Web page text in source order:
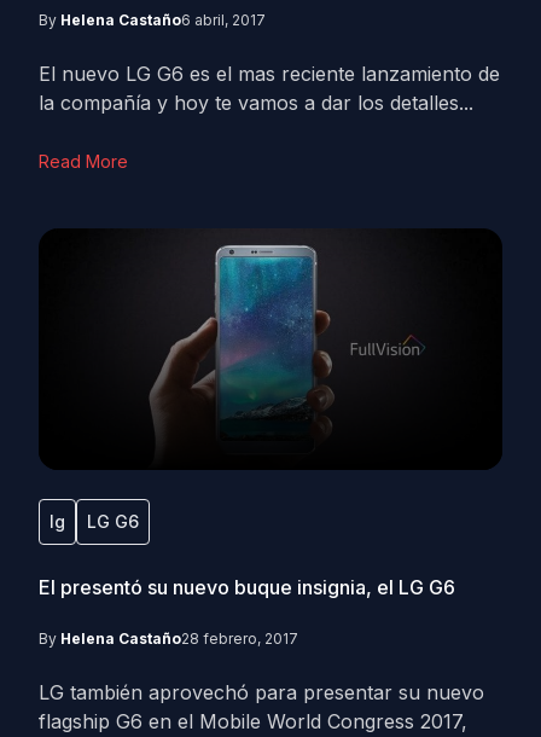
By Helena Castaño6 abril, 2017
El nuevo LG G6 es el mas reciente lanzamiento de
la compañía y hoy te vamos a dar los detalles...
Read More
lg LG G6
El presentó su nuevo buque insignia, el LG G6
By Helena Castaño28 febrero, 2017
LG también aprovechó para presentar su nuevo
flagship G6 en el Mobile World Congress 2017,